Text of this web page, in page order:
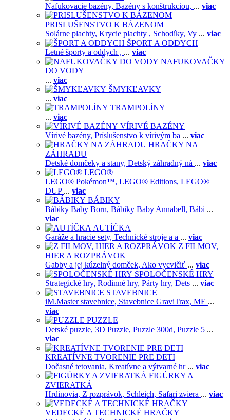
Nafukovacie bazény, Bazény s konštrukciou, ... viac
PRISLUŠENSTVO K BÁZENOM
Solárne plachty, Krycie plachty , Schodíky, Vy ... viac
ŠPORT A ODDYCH
Letné športy a oddych , ... viac
NAFUKOVAČKY
DO VODY
... viac
ŠMYKĽAVKY
... viac
TRAMPOLÍNY
... viac
VÍRIVÉ BAZÉNY
Vírivé bazény, Príslušenstvo k vírivým ba ... viac
HRAČKY NA
ZÁHRADU
Detské domčeky a stany, Detský záhradný ná ... viac
LEGO®
LEGO® Pokémon™, LEGO® Editions, LEGO®
DUP ... viac
BÁBIKY
Bábiky Baby Born, Bábiky Baby Annabell, Bábi ...
viac
AUTÍČKA
Garáže a hracie sety, Technické stroje a a ... viac
Z FILMOV,
HIER A ROZPRÁVOK
Gabby a jej kúzelný domček, Ako vycvičiť ... viac
SPOLOČENSKÉ HRY
Strategické hry, Rodinné hry, Párty hry, Dets ... viac
STAVEBNICE
iM.Master stavebnice, Stavebnice GraviTrax, ME ...
viac
PUZZLE
Detské puzzle, 3D Puzzle, Puzzle 300d, Puzzle 5 ...
viac
KREATÍVNE TVORENIE PRE DETI
Dočasné tetovania, Kreatívne a výtvarné hr ... viac
FIGÚRKY A
ZVIERATKÁ
Hrdinovia, Z rozprávok, Schleich, Safari zviera ... viac
VEDECKÉ A TECHNICKÉ HRAČKY